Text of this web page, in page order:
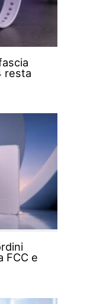
resta
FCC e